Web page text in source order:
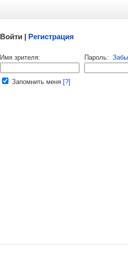
Войти | Регистрация
Имя зрителя: Пароль:
Запомнить меня [?]